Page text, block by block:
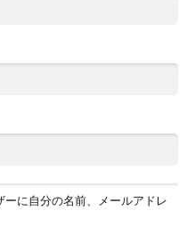
に自分の名前、メールアドレ